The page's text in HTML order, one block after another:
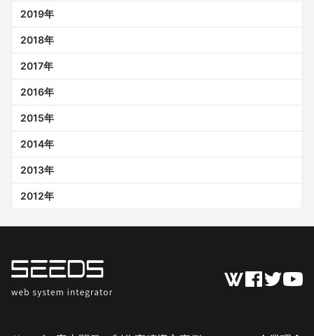
2019年
2018年
2017年
2016年
2015年
2014年
2013年
2012年